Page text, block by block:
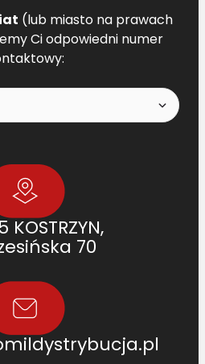
(lub miasto na prawach
Ci odpowiedni numer
KOSTRZYN,
70